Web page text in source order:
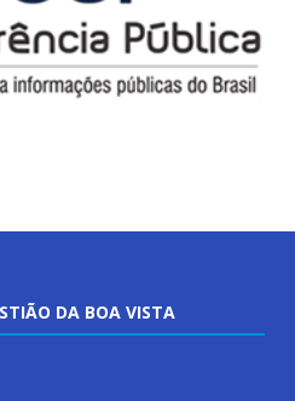
DA BOA VISTA